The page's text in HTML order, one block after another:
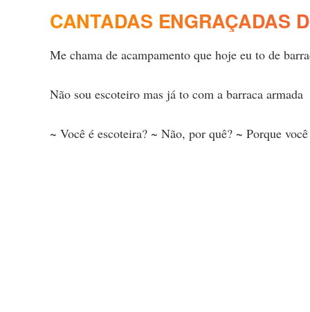
CANTADAS ENGRAÇADAS
Me chama de acampamento que hoje eu to de
Não sou escoteiro mas já to com a barraca armada
~ Você é escoteira? ~ Não, por quê? ~ Porque